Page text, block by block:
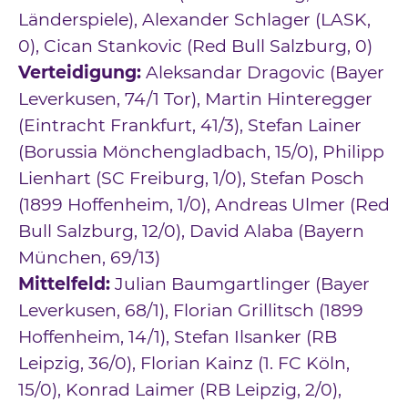
Länderspiele), Alexander Schlager (LASK,
0), Cican Stankovic (Red Bull Salzburg, 0)
Verteidigung: Aleksandar Dragovic (Bayer
Leverkusen, 74/1 Tor), Martin Hinteregger
(Eintracht Frankfurt, 41/3), Stefan Lainer
(Borussia Mönchengladbach, 15/0), Philipp
Lienhart (SC Freiburg, 1/0), Stefan Posch
(1899 Hoffenheim, 1/0), Andreas Ulmer (Red
Bull Salzburg, 12/0), David Alaba (Bayern
München, 69/13)
Mittelfeld: Julian Baumgartlinger (Bayer
Leverkusen, 68/1), Florian Grillitsch (1899
Hoffenheim, 14/1), Stefan Ilsanker (RB
Leipzig, 36/0), Florian Kainz (1. FC Köln,
15/0), Konrad Laimer (RB Leipzig, 2/0),